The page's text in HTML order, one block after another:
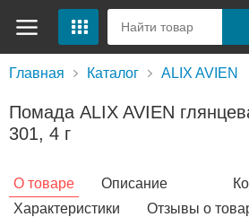
Главная Каталог ALIX AVIEN
Помада ALIX AVIEN
301, 4 г
О товаре
Описание
Характеристики
Отзывы о